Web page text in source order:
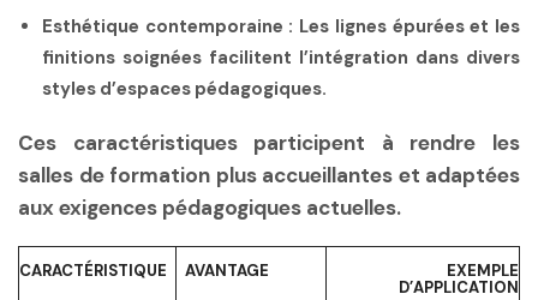
Esthétique contemporaine : Les lignes épurées et les
finitions soignées facilitent l’intégration dans divers
styles d’espaces pédagogiques.
Ces caractéristiques participent à rendre les
salles de formation plus accueillantes et adaptées
aux exigences pédagogiques actuelles.
CARACTÉRISTIQUE AVANTAGE
EXEMPLE
D’APPLICATION